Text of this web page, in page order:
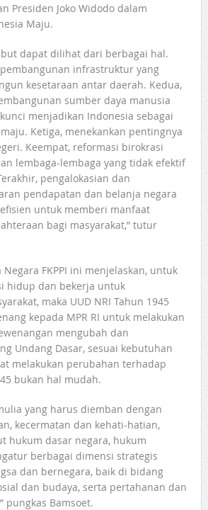
Presiden Joko Widodo dalam
Maju.
dapat dilihat dari berbagai hal.
infrastruktur yang
kesetaraan antar daerah. Kedua,
sumber daya manusia
menjadikan Indonesia sebagai
Ketiga, menekankan pentingnya
Keempat, reformasi birokrasi
lembaga-lembaga yang tidak efektif
pengalokasian dan
pendapatan dan belanja negara
untuk memberi manfaat
bagi masyarakat,” tutur
Negara FKPPI ini menjelaskan, untuk
hidup dan bekerja untuk
maka UUD NRI Tahun 1945
kepada MPR RI untuk melakukan
mengubah dan
Undang Dasar, sesuai kebutuhan
melakukan perubahan terhadap
bukan hal mudah.
yang harus diemban dengan
kecermatan dan kehati-hatian,
hukum dasar negara, hukum
berbagai dimensi strategis
dan bernegara, baik di bidang
dan budaya, serta pertahanan dan
pungkas Bamsoet.